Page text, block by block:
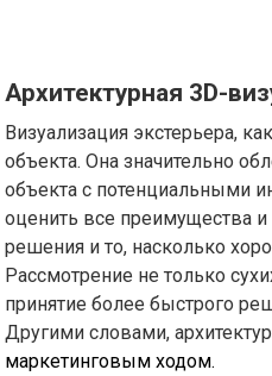
Архитектурная 3D-
Визуализация экстерьера,
объекта. Она значительно
объекта с потенциальными
оценить все преимущества и
решения и то, насколько
Рассмотрение не только
принятие более быстрого
Другими словами,
маркетинговым ходом.